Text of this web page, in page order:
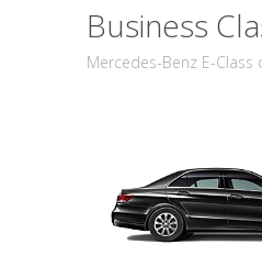
Business
Mercedes-Benz E-Class